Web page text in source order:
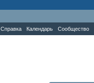
Справка Календарь Сообщество